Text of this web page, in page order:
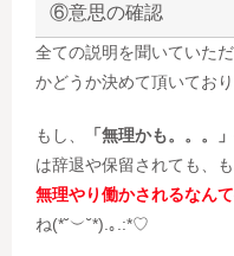
⑥意思の確認
全ての説明を聞いていた
かどうか決めて頂いてお
もし、 「無理かも。。。」
は辞退や保留されても、
無理やり働かされるなん
ね(*˘︶˘*).｡.:*♡